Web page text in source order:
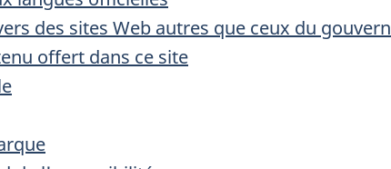
des sites Web autres que ceux du
offert dans ce site